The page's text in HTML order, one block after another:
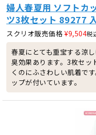
婦人春夏用 ソフトカ
ツ3枚セット 89277
スクリオ販売価格 ¥9,504税
春夏にとても重宝する涼
臭効果あります。3枚セッ
くのにふさわしい肌着で
ップが付いています。